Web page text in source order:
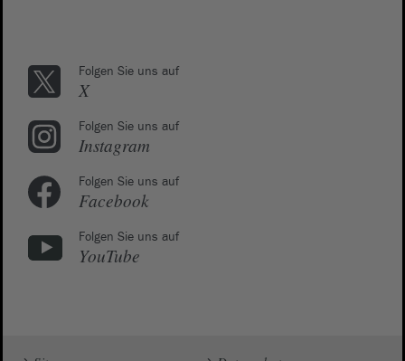
Folgen Sie uns auf
X
Folgen Sie uns auf
Instagram
Folgen Sie uns auf
Facebook
Folgen Sie uns auf
YouTube